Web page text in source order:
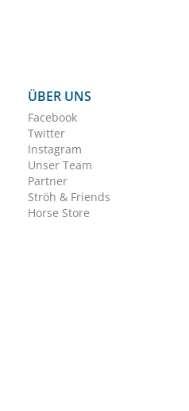
ÜBER UNS
Facebook
Twitter
Instagram
Unser Team
Partner
Ströh & Friends
Horse Store